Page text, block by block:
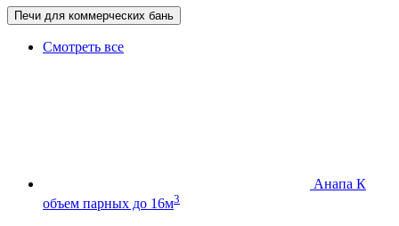
Печи для коммерческих бань
Смотреть все
Анапа К
объем парных до 16м3